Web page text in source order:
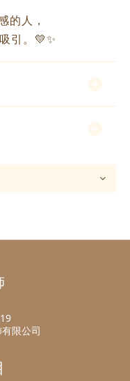
的人，
引。💛✨
限公司